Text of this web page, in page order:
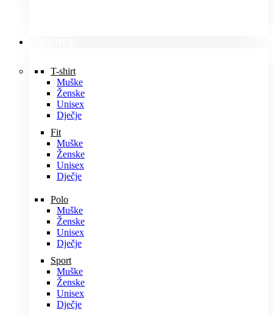
T-shirt
Muške
Ženske
Unisex
Dječje
Fit
Muške
Ženske
Unisex
Dječje
Polo
Muške
Ženske
Unisex
Dječje
Sport
Muške
Ženske
Unisex
Dječje